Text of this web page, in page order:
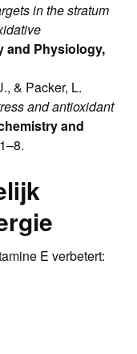
in the stratum
and Physiology,
& Packer, L.
and antioxidant
and
E verbetert: